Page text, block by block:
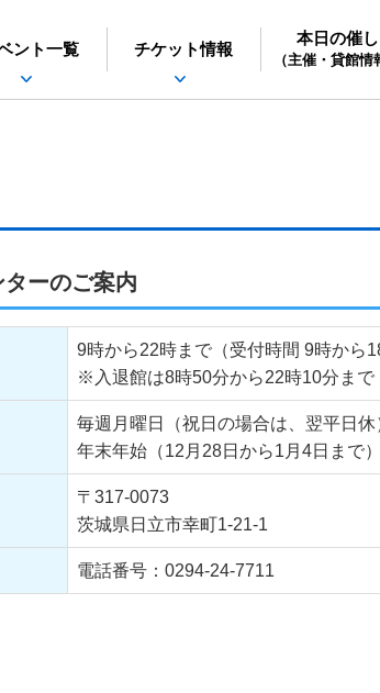
日立シビックセンター
ント一覧 チケット情報
本日の催し
（主催・貸館情
ターのご案内
9時から22時まで（受付時間 9時から
※入退館は8時50分から22時10分まで
毎週月曜日（祝日の場合は、翌平日休
年末年始（12月28日から1月4日まで）
〒317-0073
茨城県日立市幸町1-21-1
電話番号：0294-24-7711